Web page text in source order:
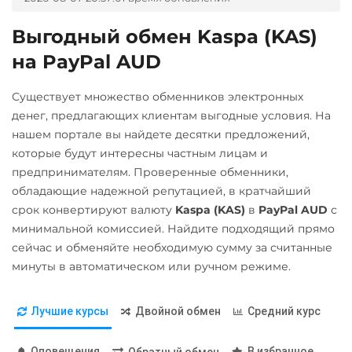
Notcoin (NOT)
ONDO
Ontology (ONT)
Optimism (OP)
PancakeSwap (CAKE)
Pepe
Pol (ex-MATIC)
POL
Qtum
Ripple (XRP)
РНКБ RUB
Русский Стандарт RUB
Сбербанк
СБП RUB
Тинькофф
RUB
Pepe
POL
Ravencoin (RVN)
Ripple (XRP)
Shib
ERC20 BEP20
Stellar (XLM)
Беларусбанк BYN
ВТБ Банк RUB
ЕРИП Расчет BYN
Карта UZCARD UZS
Карта МИР RUB
Любой банк
THB PLN IDR
МТС Банк RUB
Открытие RUB
Выгодный обмен Kaspa (KAS)
на PayPal AUD
Существует множество обменников электронных
денег, предлагающих клиентам выгодные условия. На
нашем портале вы найдете десятки предложений,
которые будут интересны частным лицам и
предпринимателям. Проверенные обменники,
обладающие надежной репутацией, в кратчайший
срок конвертируют валюту Kaspa (KAS) в PayPal AUD с
минимальной комиссией. Найдите подходящий прямо
сейчас и обменяйте необходимую сумму за считанные
минуты в автоматическом или ручном режиме.
Лучшие курсы Двойной обмен Средний курс